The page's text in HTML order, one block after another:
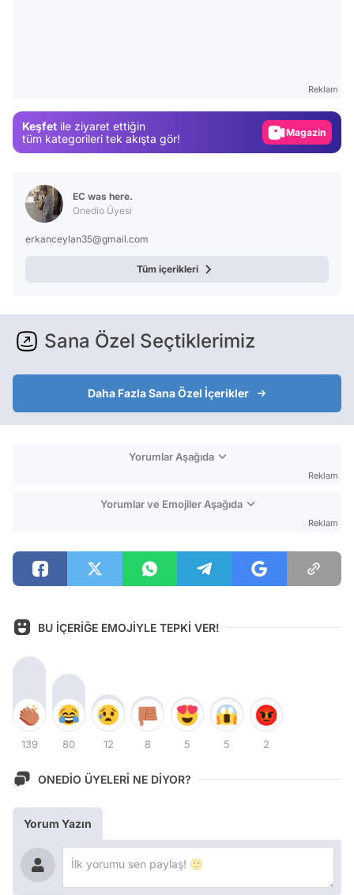
Reklam
Keşfet ile ziyaret ettiğin
tüm kategorileri tek akışta gör!
Video
EC was here.
Onedio Üyesi
erkanceylan35@gmail.com
Tüm içerikleri
Sana Özel Seçtiklerimiz
Daha Fazla Sana Özel İçerikler
Yorumlar Aşağıda
Reklam
Yorumlar ve Emojiler Aşağıda
Reklam
BU İÇERİĞE EMOJİYLE TEPKİ VER!
139 80 12 8 5 5 2
ONEDİO ÜYELERİ NE DİYOR?
Yorum Yazın